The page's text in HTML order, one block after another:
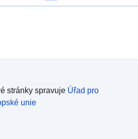
stránky spravuje Úřad pro
unie